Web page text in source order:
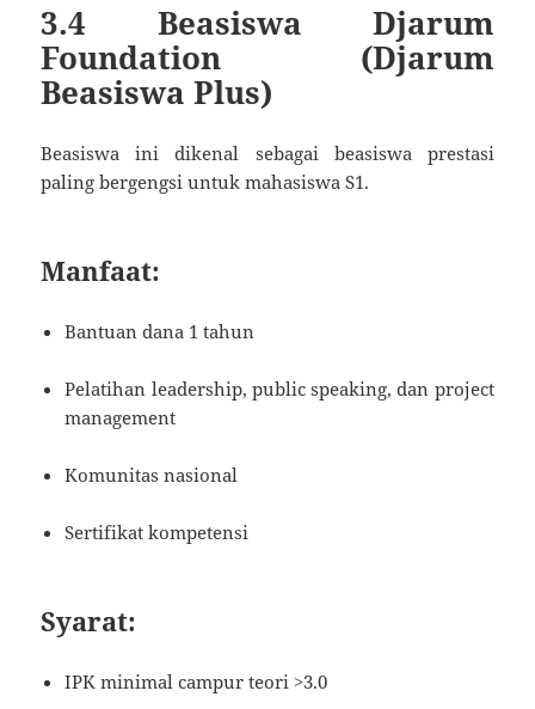
3.4 Beasiswa Djarum
Foundation (Djarum
Beasiswa Plus)
Beasiswa ini dikenal sebagai beasiswa prestasi
paling bergengsi untuk mahasiswa S1.
Manfaat:
Bantuan dana 1 tahun
Pelatihan leadership, public speaking, dan project
management
Komunitas nasional
Sertifikat kompetensi
Syarat:
IPK minimal campur teori >3.0